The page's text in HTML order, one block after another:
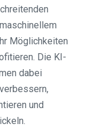
Möglichkeiten
Die KI-
dabei
und